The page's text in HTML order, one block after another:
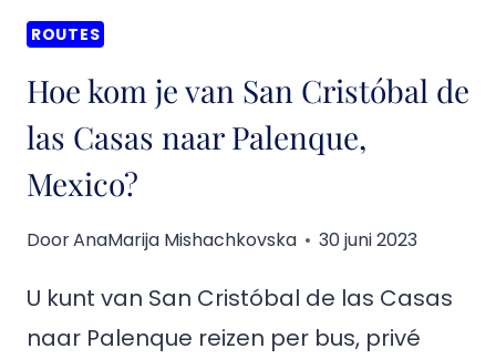
ROUTES
Hoe kom je van San Cristóbal de
las Casas naar Palenque,
Mexico?
DoorAnaMarija Mishachkovska 30 juni 2023
U kunt van San Cristóbal de las Casas
naar Palenque reizen per bus, privé